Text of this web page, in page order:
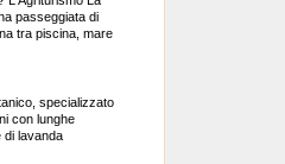
passeggiata di
tra piscina, mare
specializzato
con lunghe
di lavanda